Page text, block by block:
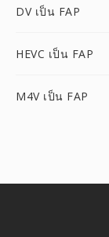
DV เป็น FAP
HEVC เป็น FAP
M4V เป็น FAP